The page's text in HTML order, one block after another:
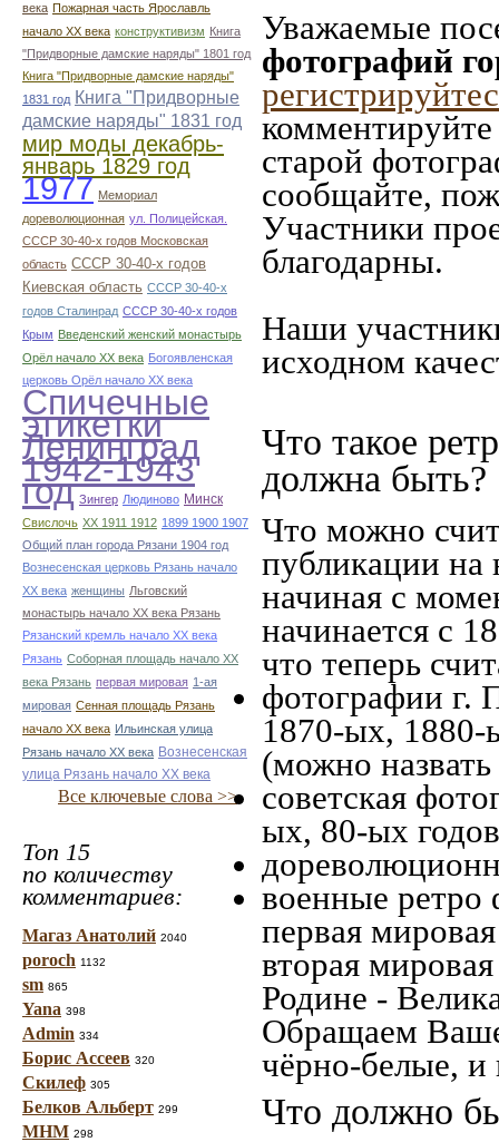
века Пожарная часть Ярославль
начало ХХ века конструктивизм Книга
"Придворные дамские наряды" 1801 год
Книга "Придворные дамские наряды"
1831 год Книга "Придворные
дамские наряды" 1831 год
мир моды декабрь-
январь 1829 год
1977 Мемориал
дореволюционная ул. Полицейская.
СССР 30-40-х годов Московская
область СССР 30-40-х годов
Киевская область СССР 30-40-х
годов Сталинрад СССР 30-40-х годов
Крым Введенский женский монастырь
Орёл начало ХХ века Богоявленская
церковь Орёл начало ХХ века
Спичечные
этикетки
Ленинград
1942-1943
год Зингер Людиново Минск
Свислочь XX 1911 1912 1899 1900 1907
Общий план города Рязани 1904 год
Вознесенская церковь Рязань начало
ХХ века женщины Льговский
монастырь начало ХХ века Рязань
Рязанский кремль начало ХХ века
Рязань Соборная площадь начало ХХ
века Рязань первая мировая 1-ая
мировая Сенная площадь Рязань
начало ХХ века Ильинская улица
Рязань начало ХХ века Вознесенская
улица Рязань начало ХХ века
Все ключевые слова >>
Топ 15
по количеству
комментариев:
Магаз Анатолий 2040
poroch 1132
sm 865
Yana 398
Admin 334
Борис Ассеев 320
Скилеф 305
Белков Альберт 299
МНМ 298
Уважаемые
фотографий
старой
сообщайте,
Участники
благодарны.
Наши
исходном
Что такое
должна быть?
Что можно
публикации
начиная c
начинается с
что теперь
фотографии г.
1870-ых, 1880-
(можно
советская
ых, 80-ых
военные ретро
первая
вторая
Родине -
Обращаем
чёрно-белые, и
Что должно